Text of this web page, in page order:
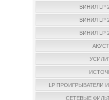
ВИНИЛ LP
ВИНИЛ LP
ВИНИЛ LP
LP ПРОИГРЫВАТЕЛИ
СЕТЕВЫЕ